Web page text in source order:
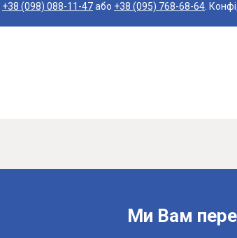
+38 (098) 088-11-47або +38 (095) 768-68-64 .
Ми Вам